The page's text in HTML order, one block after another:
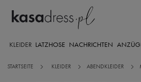
KLEIDER LATZHOSE NACHRICHTEN
STARTSEITE KLEIDER ABENDKLEIDER